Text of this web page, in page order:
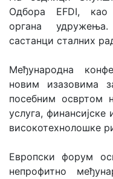
Одбора EFDI, као
органа
састанци сталних
Међународна
новим изазовима
посебним освртом
услуга,
високотехнолошке
Европски форум
непрофитно